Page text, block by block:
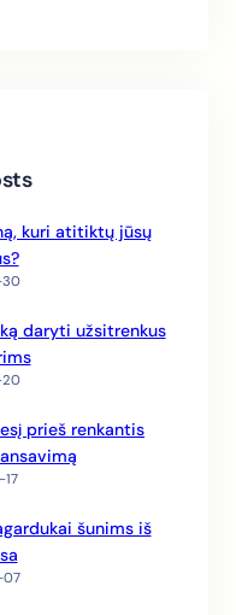
kuri atitiktų jūsų
daryti užsitrenkus
prieš renkantis
šunims iš